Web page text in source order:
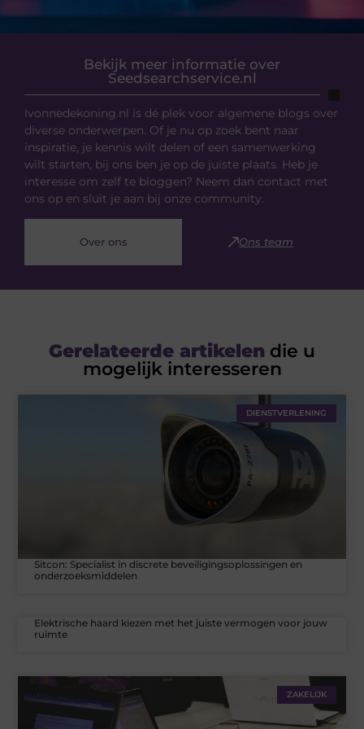
Bekijk meer informatie over
Seedsearchservice.nl
Ivonnedekoning.nl is dé plek voor algemene blogs over
diverse onderwerpen. Of je nu op zoek bent naar
inspiratie, je kennis wilt delen of een samenwerking
wilt starten, bij ons ben je op de juiste plaats. Heb je
interesse om zelf te bloggen? Neem dan contact met
ons op en sluit je aan bij onze community.
Over ons Ons team
Gerelateerde artikelen die u
mogelijk interesseren
DIENSTVERLENING
Sitcon: Specialist in discrete beveiligingsoplossingen en
onderzoeksmiddelen
Elektrische haard kiezen met het juiste vermogen voor jouw
ruimte
ZAKELIJK